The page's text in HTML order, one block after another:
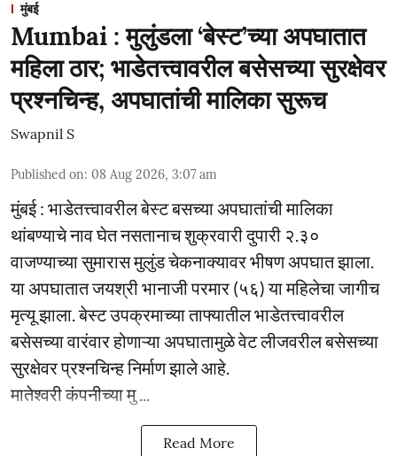
मुंबई
Mumbai : मुलुंडला ‘बेस्ट’च्या अपघातात
महिला ठार; भाडेतत्त्वावरील बसेसच्या सुरक्षेवर
प्रश्नचिन्ह, अपघातांची मालिका सुरूच
Swapnil S
Published on: 08 Aug 2026, 3:07 am
मुंबई : भाडेतत्त्वावरील बेस्ट बसच्या अपघातांची मालिका
थांबण्याचे नाव घेत नसतानाच शुक्रवारी दुपारी २.३०
वाजण्याच्या सुमारास मुलुंड चेकनाक्यावर भीषण अपघात झाला.
या अपघातात जयश्री भानाजी परमार (५६) या महिलेचा जागीच
मृत्यू झाला. बेस्ट उपक्रमाच्या ताफ्यातील भाडेतत्त्वावरील
बसेसच्या वारंवार होणाऱ्या अपघातामुळे वेट लीजवरील बसेसच्या
सुरक्षेवर प्रश्नचिन्ह निर्माण झाले आहे.
मातेश्वरी कंपनीच्या मु ...
Read More